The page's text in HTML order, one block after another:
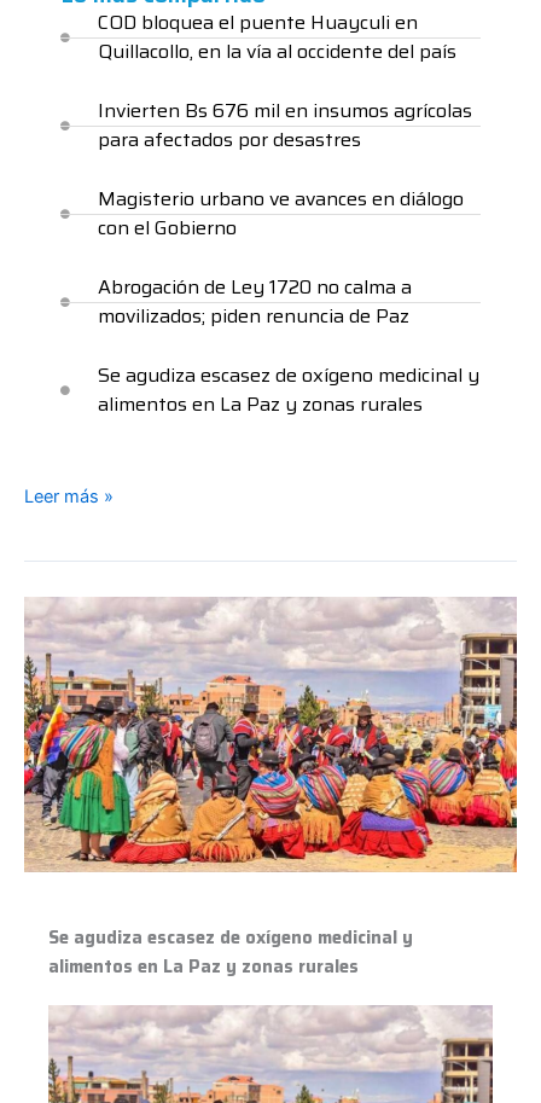
COD bloquea el puente Huayculi en
Quillacollo, en la vía al occidente del país
Invierten Bs 676 mil en insumos agrícolas
para afectados por desastres
Magisterio urbano ve avances en diálogo
con el Gobierno
Abrogación de Ley 1720 no calma a
movilizados; piden renuncia de Paz
Se agudiza escasez de oxígeno medicinal y
alimentos en La Paz y zonas rurales
Leer más »
Se agudiza escasez de oxígeno medicinal y
alimentos en La Paz y zonas rurales
Se
agudiza
escasez
de
oxígeno
medicinal
y
alimentos
en
La
zonas